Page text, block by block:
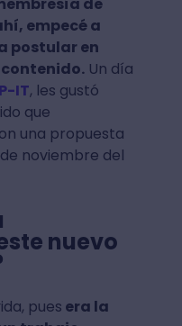
empecé a
postular en
Un día
IT, les gustó
que
una propuesta
noviembre del
nuevo
pues era la